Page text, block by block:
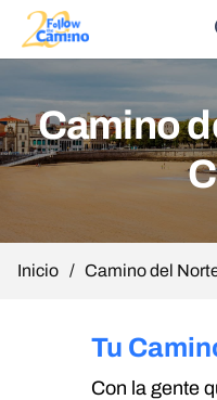
Camino
Inicio / Camino del
Tu
Con la gente